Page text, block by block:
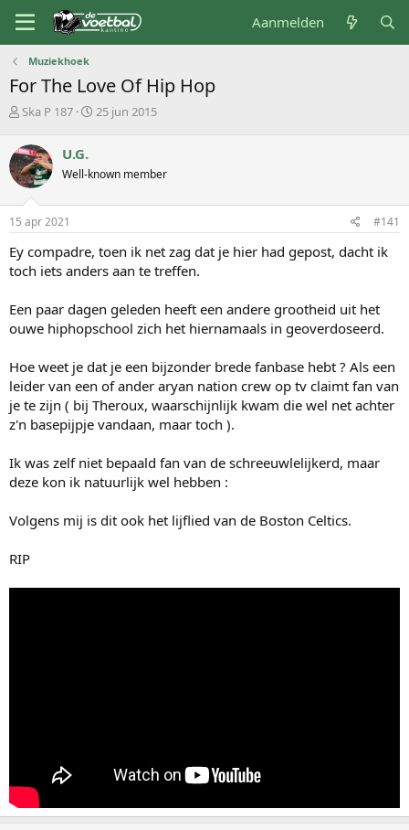
Aanmelden
Muziekhoek
For The Love Of Hip Hop
O
d
e
r
w
e
r
s
t
r
t
Ska P 187
S
t
a
m
25 jun 2015
U.G.
Well-known member
15 apr 2021 #141
Ey compadre, toen ik net zag dat je hier had gepost, dacht ik
toch iets anders aan te treffen.
Een paar dagen geleden heeft een andere grootheid uit het
ouwe hiphopschool zich het hiernamaals in geoverdoseerd.
Hoe weet je dat je een bijzonder brede fanbase hebt ? Als een
leider van een of ander aryan nation crew op tv claimt fan van
je te zijn ( bij Theroux, waarschijnlijk kwam die wel net achter
z'n basepijpje vandaan, maar toch ).
Ik was zelf niet bepaald fan van de schreeuwlelijkerd, maar
deze kon ik natuurlijk wel hebben :
Volgens mij is dit ook het lijflied van de Boston Celtics.
RIP